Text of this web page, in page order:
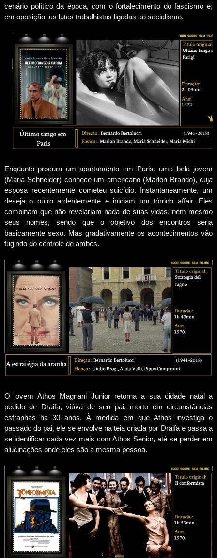
cenário político da época, com o fortalecimento do fascismo e,
em oposição, as lutas trabalhistas ligadas ao socialismo.
Enquanto procura um apartamento em Paris, uma bela jovem
(Maria Schneider) conhece um americano (Marlon Brando), cuja
esposa recentemente cometeu suicídio. Instantaneamente, um
deseja o outro ardentemente e iniciam um tórrido affair. Eles
combinam que não revelariam nada de suas vidas, nem mesmo
seus nomes, sendo que o objetivo dos encontros seria
basicamente sexo. Mas gradativamente os acontecimentos vão
fugindo do controle de ambos.
O jovem Athos Magnani Junior retorna a sua cidade natal a
pedido de Draifa, viúva de seu pai, morto em circunstâncias
estranhas há 30 anos. À medida em que Athos investiga o
passado do pai, ele se envolve na teia criada por Draifa e passa a
se identificar cada vez mais com Athos Senior, até se perder em
alucinações onde eles são a mesma pessoa.